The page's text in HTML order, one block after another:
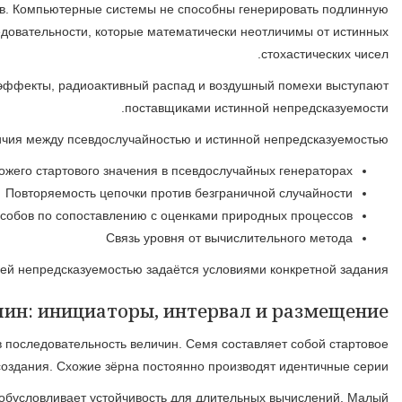
Псевдослучайность составляет собой
непредсказуемость, поскольку все расчёты базируются
Подлинная случайность возникает из материальных
Генераторы псевдослучайных величин работают на
Интервал создателя задаёт количество уникальных